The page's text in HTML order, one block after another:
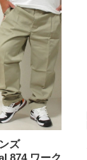
ズ
874 ワーク